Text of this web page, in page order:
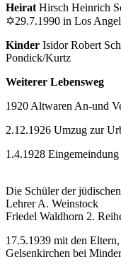
Heirat Hirsch Heinrich
✡29.7.1990 in Los
Kinder Isidor Robert
Pondick/Kurtz
Weiterer Lebensweg
1920 Altwaren An-und
2.12.1926 Umzug zur
1.4.1928
Die Schüler der
Lehrer A. Weinstock
Friedel Waldhorn 2.
17.5.1939 mit den
Gelsenkirchen bei